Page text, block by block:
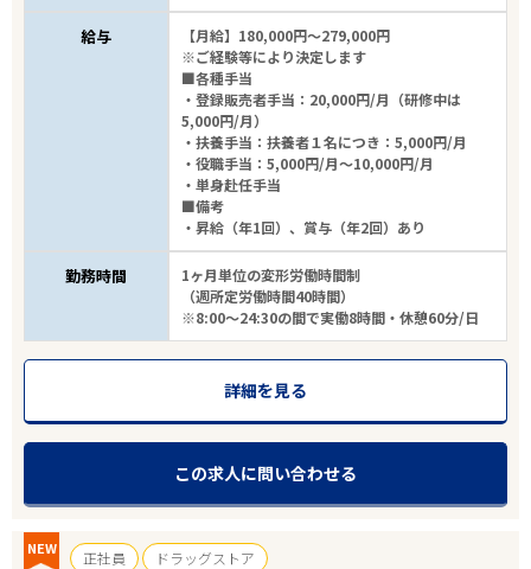
給与
【月給】180,000円～279,000円
※ご経験等により決定します
■各種手当
・登録販売者手当：20,000円/月（研修中は
5,000円/月）
・扶養手当：扶養者１名につき：5,000円/月
・役職手当：5,000円/月～10,000円/月
・単身赴任手当
■備考
・昇給（年1回）、賞与（年2回）あり
勤務時間
1ヶ月単位の変形労働時間制
（週所定労働時間40時間）
※8:00～24:30の間で実働8時間・休憩60分/日
詳細を見る
この求人に問い合わせる
NEW 正社員
ドラッグストア